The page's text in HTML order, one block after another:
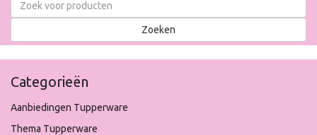
Categorieën
Aanbiedingen Tupperware
Thema Tupperware